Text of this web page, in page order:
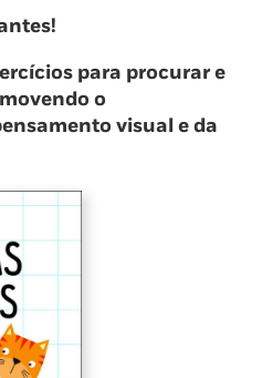
para procurar e
o
visual e da